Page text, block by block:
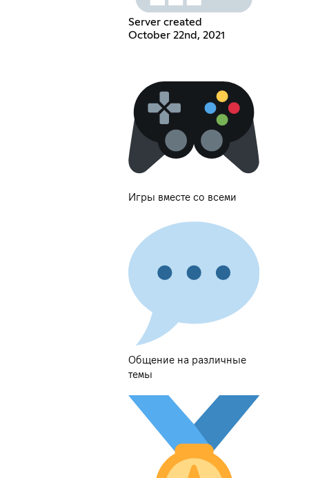
Server created
October 22nd, 2021
Игры вместе со всеми
Общение на различные
темы